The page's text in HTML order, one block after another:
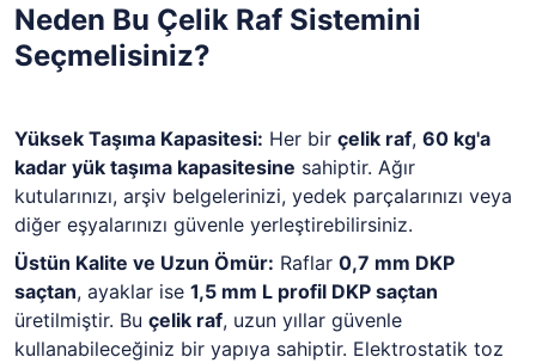
Neden Bu Çelik Raf Sistemini
Seçmelisiniz?
Yüksek Taşıma Kapasitesi: Her bir çelik raf, 60 kg'a
kadar yük taşıma kapasitesine sahiptir. Ağır
kutularınızı, arşiv belgelerinizi, yedek parçalarınızı veya
diğer eşyalarınızı güvenle yerleştirebilirsiniz.
Üstün Kalite ve Uzun Ömür: Raflar 0,7 mm DKP
saçtan, ayaklar ise 1,5 mm L profil DKP saçtan
üretilmiştir. Bu çelik raf, uzun yıllar güvenle
kullanabileceğiniz bir yapıya sahiptir. Elektrostatik toz